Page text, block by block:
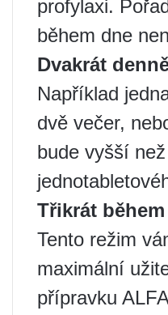
profylaxi.
během dne
Dvakrát
Například
dvě večer,
bude vyšší
Třikrát
Tento režim
maximální
přípravku